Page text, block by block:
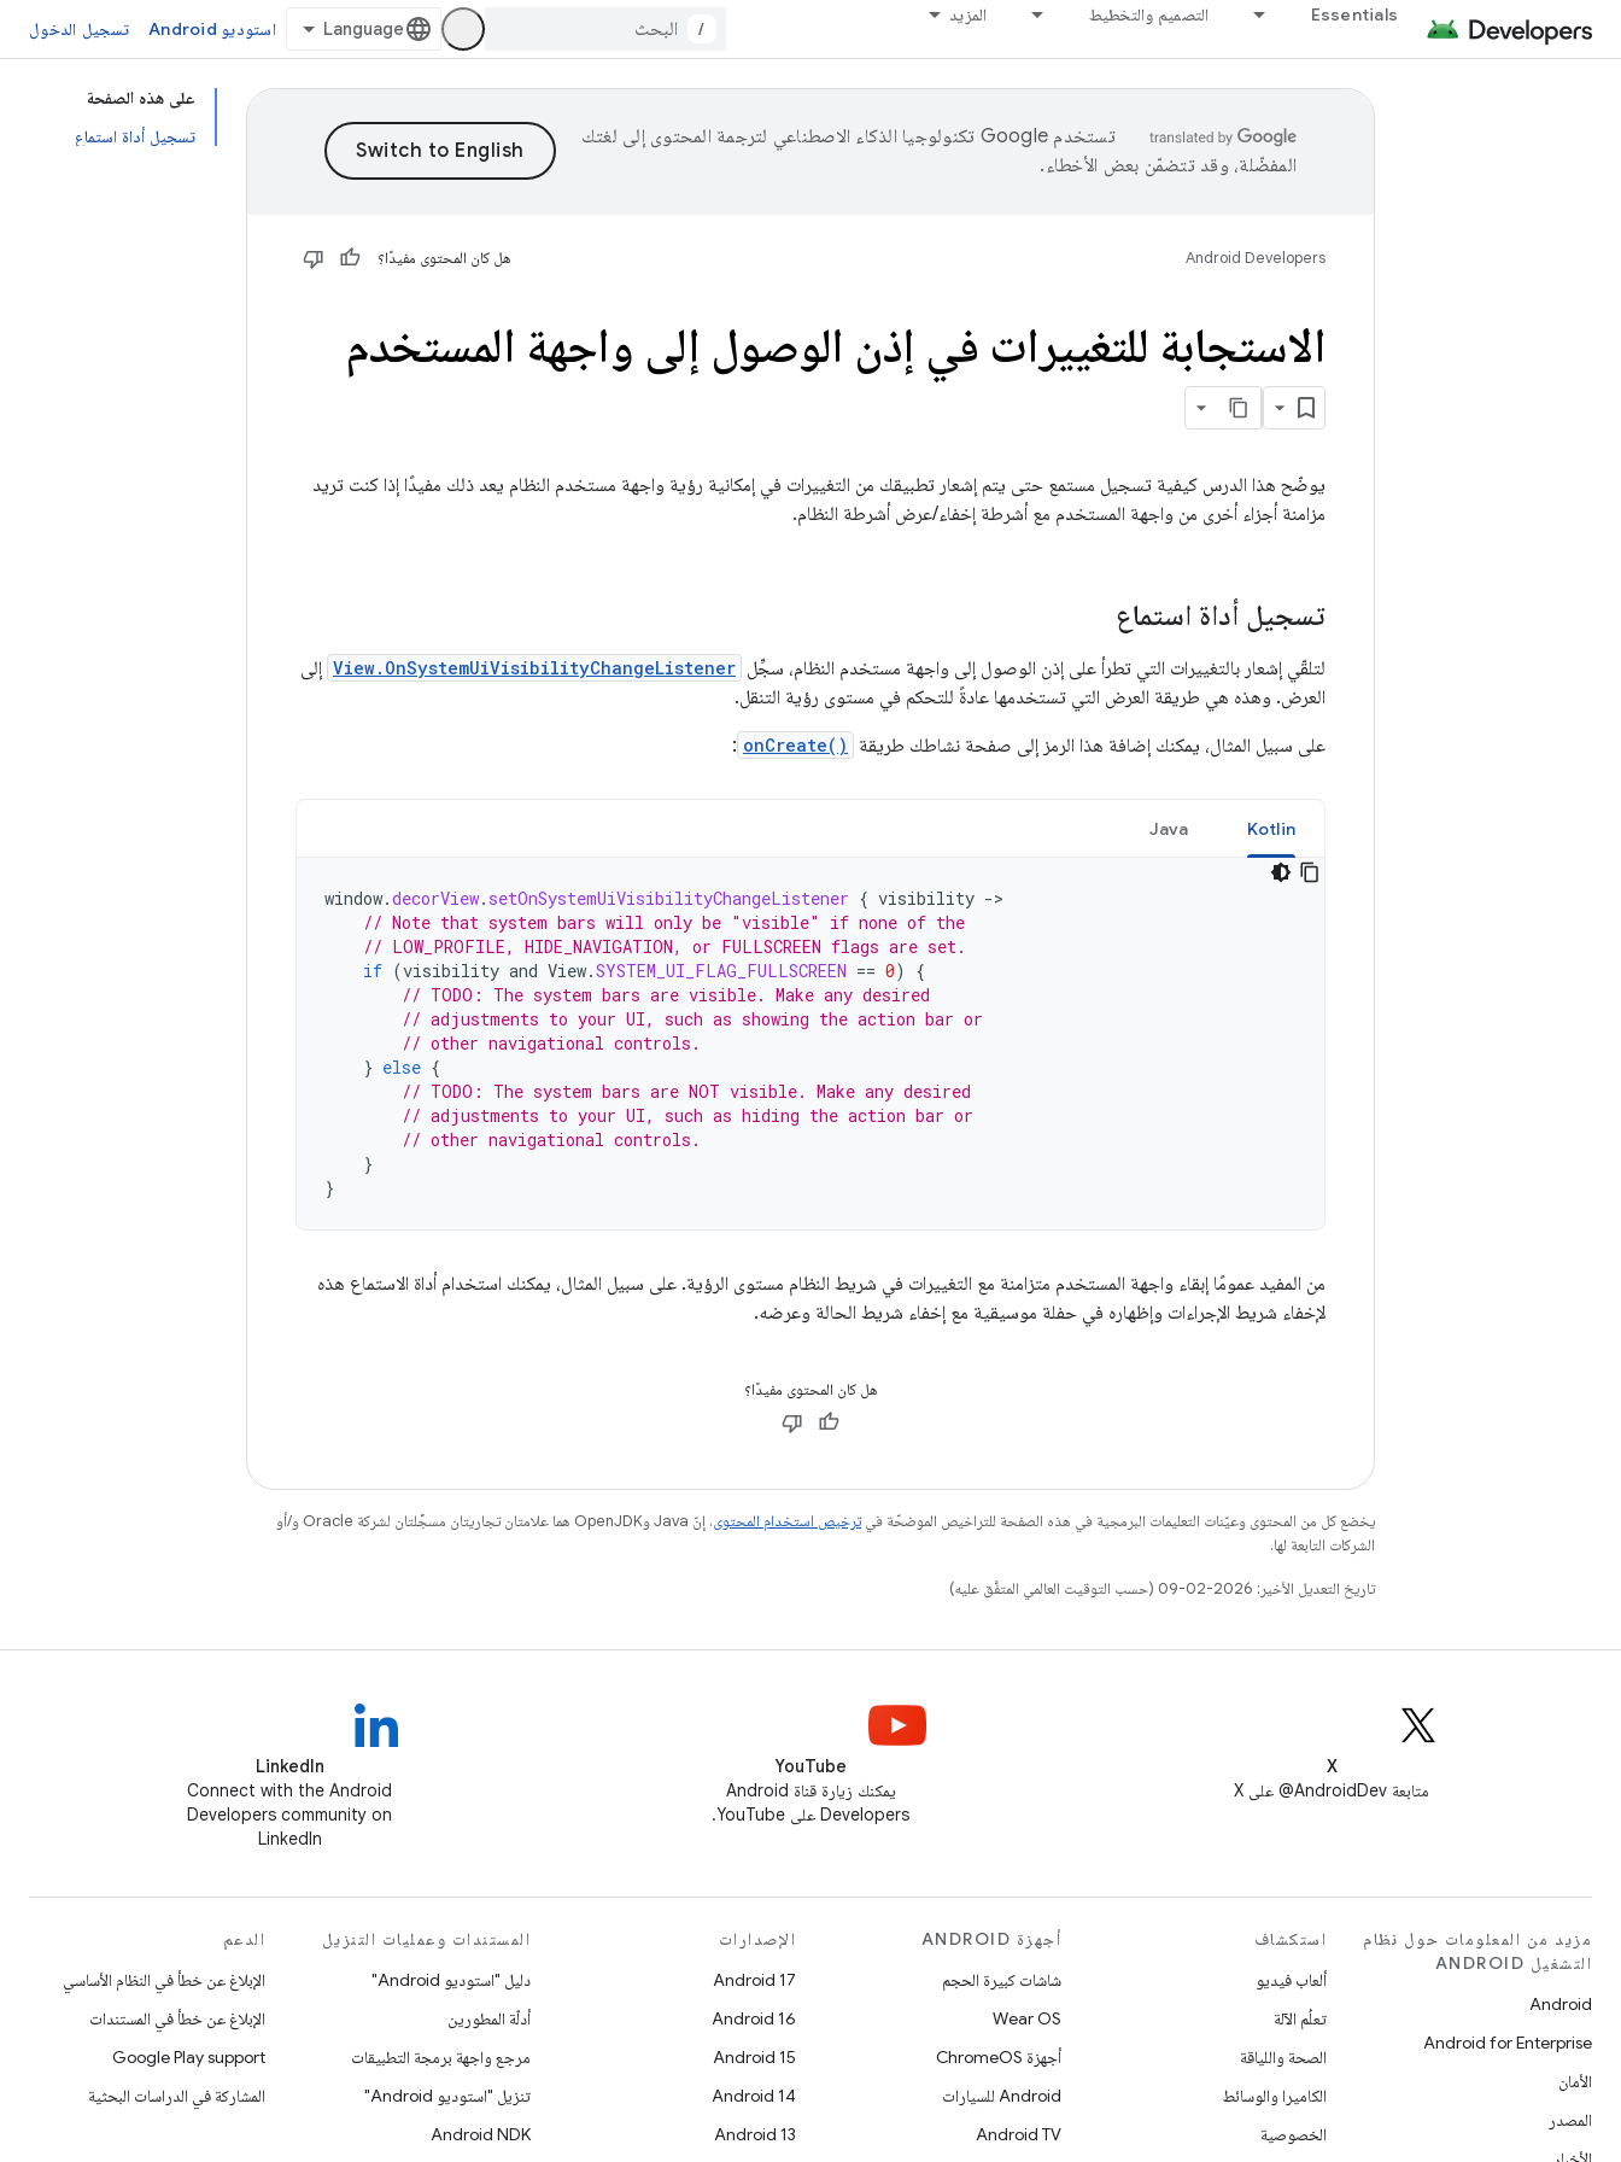
Essentials التصميم والتخطيط المزيد
/ استوديو Android تسجيل الدخول
على هذه الصفحة
تسجيل أداة استماع
تستخدم Google تكنولوجيا الذكاء الاصطناعي لترجمة المحتوى إلى لغتك
المفضّلة، وقد تتضمّن بعض الأخطاء.
Android Developers هل كان المحتوى مفيدًا؟
الاستجابة للتغييرات في إذن الوصول إلى واجهة المستخدم
يوضّح هذا الدرس كيفية تسجيل مستمع حتى يتم إشعار تطبيقك من التغييرات في إمكانية رؤية واجهة مستخدم النظام يعد ذلك مفيدًا إذا كنت تريد
مزامنة أجزاء أخرى من واجهة المستخدم مع أشرطة إخفاء/عرض أشرطة النظام.
تسجيل أداة استماع
لتلقّي إشعار بالتغييرات التي تطرأ على إذن الوصول إلى واجهة مستخدم النظام، سجِّل View.OnSystemUiVisibilityChangeListener إلى
العرض. وهذه هي طريقة العرض التي تستخدمها عادةً للتحكم في مستوى رؤية التنقل.
على سبيل المثال، يمكنك إضافة هذا الرمز إلى صفحة نشاطك طريقة
onCreate()
:
Kotlin
Java
window.decorView. setOnSystemUiVisibilityChangeListener { visibility -
// Note that system bars will only be "visible" if none of the
// LOW_PROFILE, HIDE_NAVIGATION, or FULLSCREEN flags are set.
if (visibility and View.SYSTEM_UI_FLAG_FULLSCREEN == 0)
{
// TODO: The system bars are visible. Make any desired
// adjustments to your UI, such as showing the action bar or
// other navigational controls.
} else {
// TODO: The system bars are NOT visible. Make any desired
// adjustments to your UI, such as hiding the action bar or
// other navigational controls.
}
}
من المفيد عمومًا إبقاء واجهة المستخدم متزامنة مع التغييرات في شريط النظام مستوى الرؤية. على سبيل المثال، يمكنك استخدام أداة الاستماع هذه
لإخفاء شريط الإجراءات وإظهاره في حفلة موسيقية مع إخفاء شريط الحالة وعرضه.
هل كان المحتوى مفيدًا؟
يخضع كل من المحتوى وعيّنات التعليمات البرمجية في هذه الصفحة للتراخيص الموضحّة فيترخيص استخدام المحتوى
. إنّ Java وOpenJDK هما علامتان تجاريتان مسجَّلتان لشركة Oracle و/أو
الشركات التابعة لها.
تاريخ التعديل الأخير: 2026-02-09 (حسب التوقيت العالمي المتفَّق عليه)
X
متابعة AndroidDev@ على X
YouTube
يمكنك زيارة قناة Android
Developers على YouTube.
LinkedIn
Connect with the Android
Developers community on
LinkedIn
مزيد من المعلومات حول نظام
التشغيل ANDROID
Android
Android for Enterprise
الأمان
المصدر
استكشاف
ألعاب فيديو
تعلُم الآلة
الصحة واللياقة
الكاميرا والوسائط
الخصوصية
أجهزة ANDROID
شاشات كبيرة الحجم
Wear OS
أجهزة ChromeOS
Android للسيارات
Android TV
الإصدارات
Android 17
Android 16
Android 15
Android 14
Android 13
المستندات وعمليات التنزيل
دليل "استوديو Android"
أدلّة المطورين
مرجع واجهة برمجة التطبيقات
تنزيل "استوديو Android"
Android NDK
الدعم
الإبلاغ عن خطأ في النظام الأساسي
الإبلاغ عن خطأ في المستندات
Google Play support
المشاركة في الدراسات البحثية